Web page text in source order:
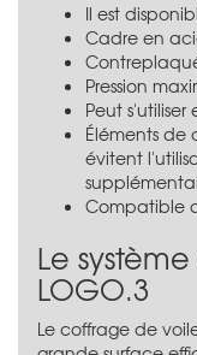
Il est
Cadre en
Pression
Peut
Éléments
évitent
Compatible
Le
LOGO.3
Le coffrage de